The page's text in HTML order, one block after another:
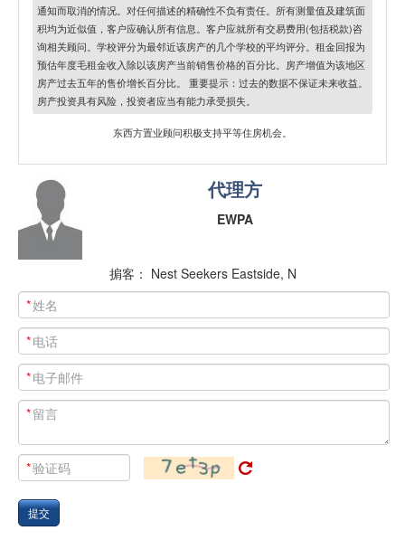
通知而取消的情况。对任何描述的精确性不负有责任。所有测量值及建筑面
积均为近似值，客户应确认所有信息。客户应就所有交易费用(包括税款)咨
询相关顾问。学校评分为最邻近该房产的几个学校的平均评分。租金回报为
预估年度毛租金收入除以该房产当前销售价格的百分比。房产增值为该地区
房产过去五年的售价增长百分比。 重要提示：过去的数据不保证未来收益。
房产投资具有风险，投资者应当有能力承受损失。
东西方置业顾问积极支持平等住房机会。
代理方
EWPA
掮客： Nest Seekers Eastside, N
*
*
*
*
*
提交